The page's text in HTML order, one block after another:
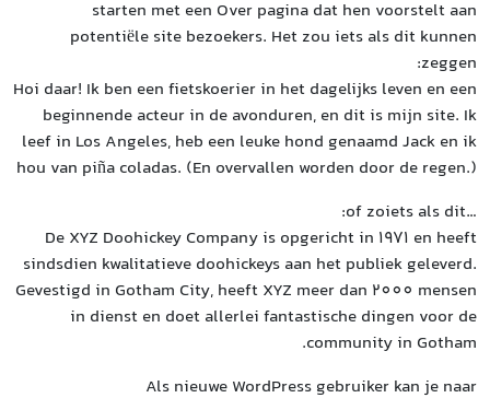
Hoi
leef in
hou
De